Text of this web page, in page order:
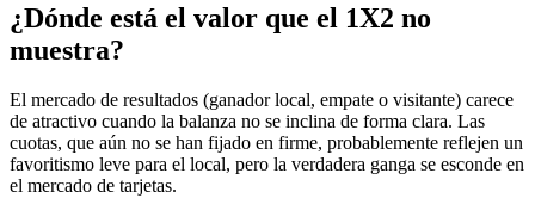
¿Dónde está el valor que el 1X2 no
muestra?
El mercado de resultados (ganador local, empate o visitante) carece
de atractivo cuando la balanza no se inclina de forma clara. Las
cuotas, que aún no se han fijado en firme, probablemente reflejen un
favoritismo leve para el local, pero la verdadera ganga se esconde en
el mercado de tarjetas.